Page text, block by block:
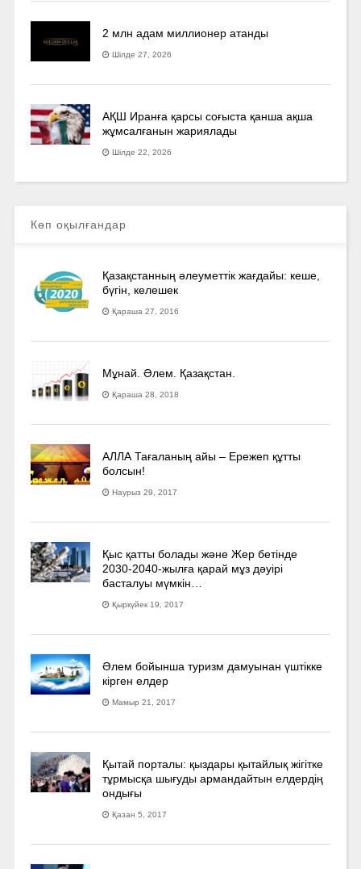
2 млн адам миллионер атанды
Шілде 27, 2026
АҚШ Иранға қарсы соғыста қанша ақша
жұмсалғанын жариялады
Шілде 22, 2026
Көп оқылғандар
Қазақстанның әлеуметтік жағдайы: кеше,
бүгін, келешек
Қараша 27, 2016
Мұнай. Әлем. Қазақстан.
Қараша 28, 2018
АЛЛА Тағаланың айы – Ережеп құтты
болсын!
Наурыз 29, 2017
Қыс қатты болады және Жер бетінде
2030-2040­-жылға қарай мұз дәуірі
басталуы мүмкін…
Қыркүйек 19, 2017
Әлем бойынша туризм дамуынан үштікке
кірген елдер
Мамыр 21, 2017
Қытай порталы: қыздары қытайлық жігітке
тұрмысқа шығуды армандайтын елдердің
ондығы
Қазан 5, 2017